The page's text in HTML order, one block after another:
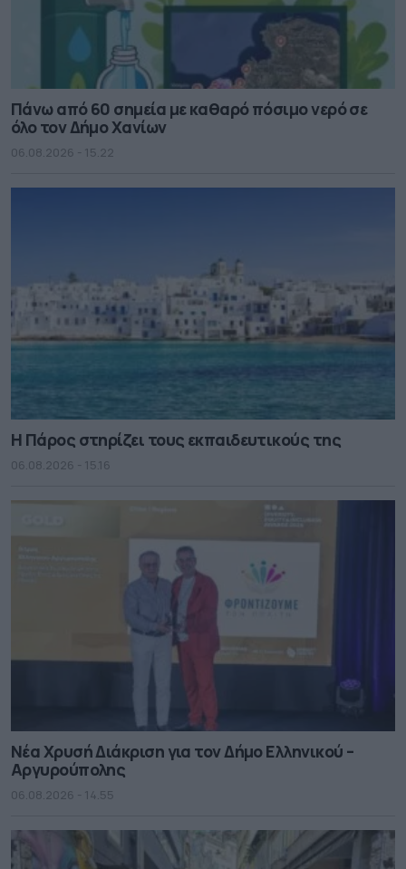
Πάνω από 60 σημεία με καθαρό πόσιμο νερό σε
όλο τον Δήμο Χανίων
06.08.2026 - 15.22
Η Πάρος στηρίζει τους εκπαιδευτικούς της
06.08.2026 - 15.16
Νέα Χρυσή Διάκριση για τον Δήμο Ελληνικού –
Αργυρούπολης
06.08.2026 - 14.55